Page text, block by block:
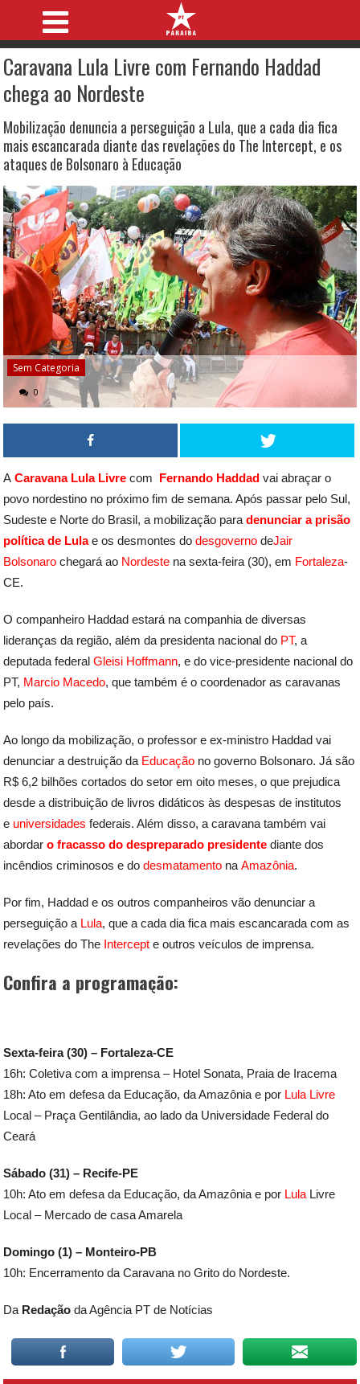
Caravana Lula Livre com Fernando Haddad
chega ao Nordeste
Mobilização denuncia a perseguição a Lula, que a cada dia fica
mais escancarada diante das revelações do The Intercept, e os
ataques de Bolsonaro à Educação
Sem Categoria
0
ACaravana Lula Livre com Fernando Haddad vai abraçar o
povo nordestino no próximo fim de semana. Após passar pelo Sul,
Sudeste e Norte do Brasil, a mobilização para denunciar a prisão
política de Lula e os desmontes dodesgoverno deJair
Bolsonaro chegará ao Nordeste na sexta-feira (30), em Fortaleza-
CE.
O companheiro Haddad estará na companhia de diversas
lideranças da região, além da presidenta nacional do PT, a
deputada federalGleisi Hoffmann, e do vice-presidente nacional do
PT, Marcio Macedo, que também é o coordenador as caravanas
pelo país.
Ao longo da mobilização, o professor e ex-ministro Haddad vai
denunciar a destruição da Educação no governo Bolsonaro. Já são
R$ 6,2 bilhões cortados do setor em oito meses, o que prejudica
desde a distribuição de livros didáticos às despesas de institutos
e universidades federais. Além disso, a caravana também vai
abordaro fracasso do despreparado presidente diante dos
incêndios criminosos e dodesmatamento naAmazônia.
Por fim, Haddad e os outros companheiros vão denunciar a
perseguição a Lula, que a cada dia fica mais escancarada com as
revelações do The Intercept e outros veículos de imprensa.
Confira a programação:
Sexta-feira (30) – Fortaleza-CE
16h: Coletiva com a imprensa – Hotel Sonata, Praia de Iracema
18h: Ato em defesa da Educação, da Amazônia e por Lula Livre
Local – Praça Gentilândia, ao lado da Universidade Federal do
Ceará
Sábado (31) – Recife-PE
10h: Ato em defesa da Educação, da Amazônia e por Lula Livre
Local – Mercado de casa Amarela
Domingo (1) – Monteiro-PB
10h: Encerramento da Caravana no Grito do Nordeste.
Da Redação da Agência PT de Notícias